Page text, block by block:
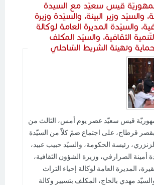
قيس سعيّد مع السيدة
والسيّد وزير البيئة، والسيّدة وزيرة
والسيّدة المديرة العامة لوكالة
الثقافية، والسيّد المكلف
وتهيئة الشريط السّاحلي
قيس سعيّد عصر يوم أمس، الثالث من
قرطاج، على اجتماع ضمّ كلاّ من السيّدة
رئيسة الحكومة، والسيّد حبيب عبيد،
أمينة الصرارفي، وزيرة الشؤون الثقافية،
المديرة العامة لوكالة إحياء التراث
والسيّد مهدي بالحاج، المكلف بتسيير وكالة